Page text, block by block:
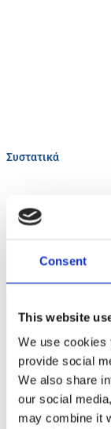
Consent
This website
We use cookies
provide social
We also share
our social
may combine it
Συστατικά
σιτάρι, νερό.
Λιπαρά: 1,6g (εκ
Υδατάνθρακες:
Φυτικές ίνες6,5g